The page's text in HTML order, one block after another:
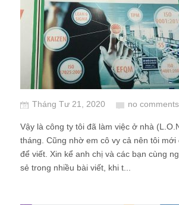
Tháng Tư 21, 2020 no comments
Vậy là công ty tôi đã làm việc ở nhà
tháng. Cũng nhờ em cô vy cả nên tôi mới
để viết. Xin kể anh chị và các bạn cùng
sẻ trong nhiều bài viết, khi t...